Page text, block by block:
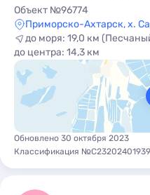
Объект №96774
Приморско-Ахтарск, х.
до моря: 19,0 км
до центра: 14,3 км
Обновлено 30 октября 2023
Классификация